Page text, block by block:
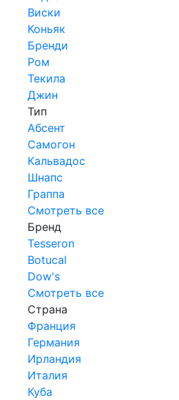
Виски
Коньяк
Бренди
Ром
Текила
Джин
Тип
Абсент
Самогон
Кальвадос
Шнапс
Граппа
Смотреть все
Бренд
Tesseron
Botucal
Dow's
Смотреть все
Страна
Франция
Германия
Ирландия
Италия
Куба